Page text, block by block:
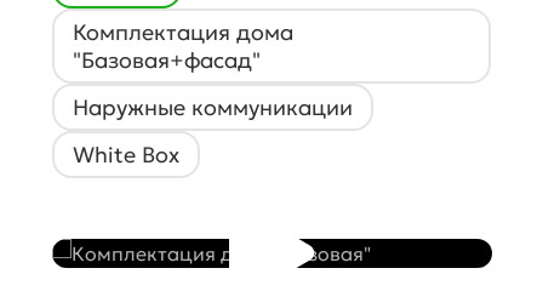
Комплектация дома
"Базовая+фасад"
Наружные коммуникации
White Box